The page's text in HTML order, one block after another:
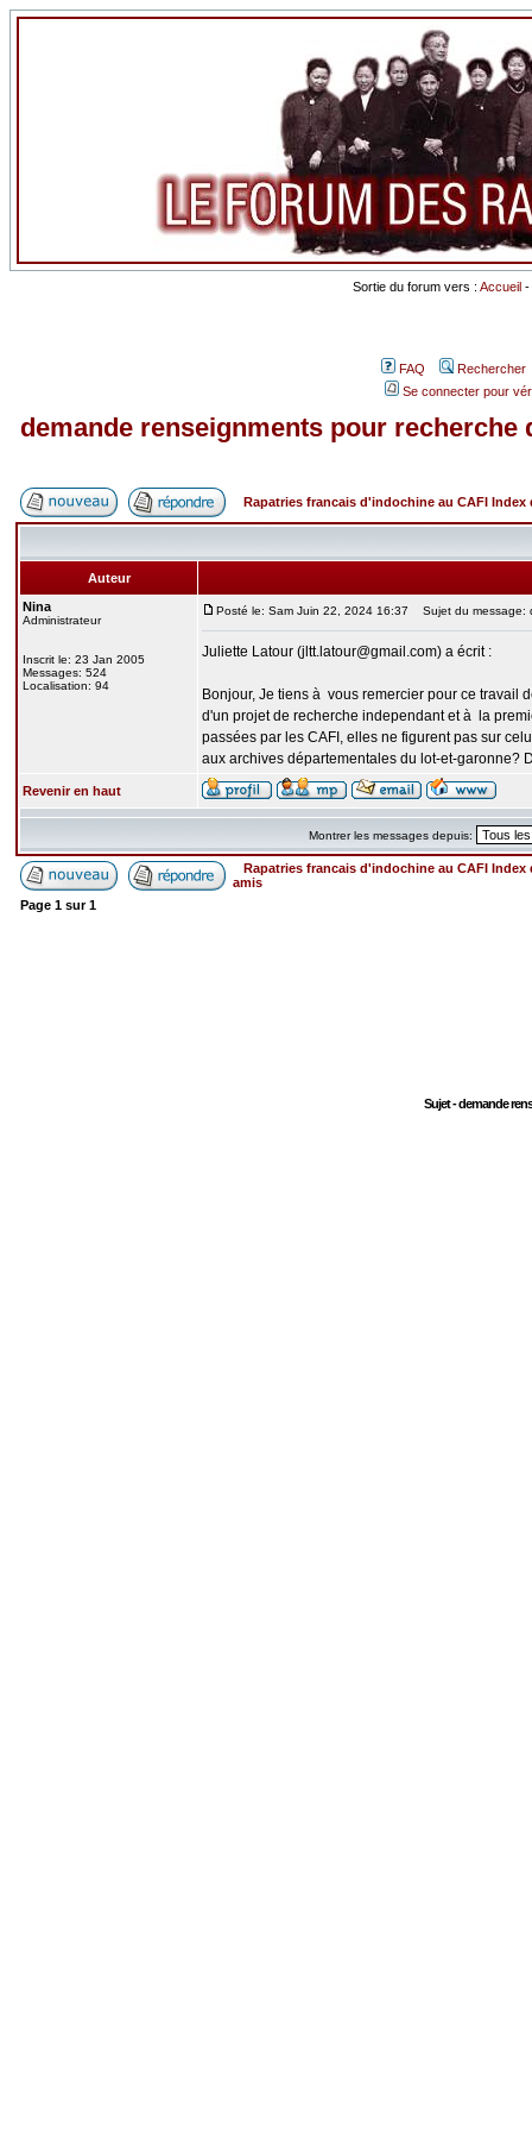
Sortie du forum vers : Accueil -
FAQ
Rechercher
Se connecter pour
demande renseignments pour recherche
Rapatries francais d'indochine au CAFI Index
Auteur
Nina
Administrateur
Inscrit le: 23 Jan 2005
Messages: 524
Localisation: 94
Posté le: Sam Juin 22, 2024 16:37 Sujet du message:
Juliette Latour (jltt.latour@gmail.com) a écrit :
Bonjour, Je tiens à vous remercier pour ce travail
d'un projet de recherche independant et à la
passées par les CAFI, elles ne figurent pas sur
aux archives départementales du lot-et-garonne?
Revenir en haut
Montrer les messages depuis:
Rapatries francais d'indochine au CAFI Index
amis
Page 1 sur1
Sujet - demande